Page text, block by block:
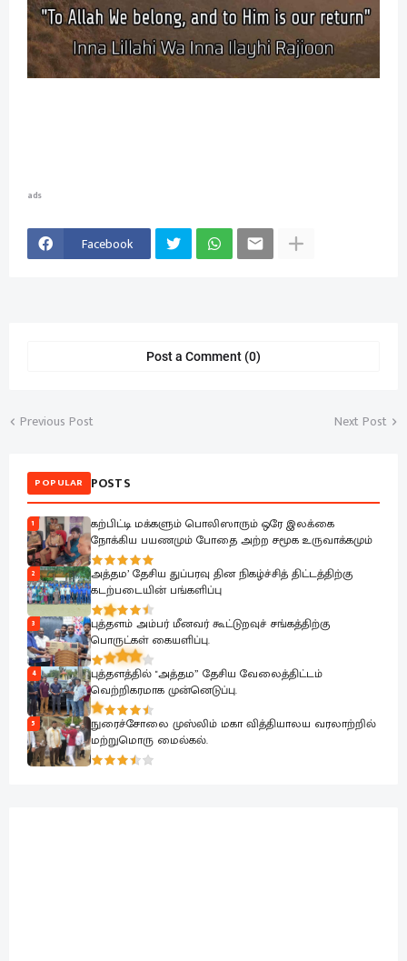
ads
Facebook
Post a Comment (0)
Previous Post Next Post
POPULAR POSTS
1
கற்பிட்டி மக்களும் பொலிஸாரும் ஒரே இலக்கை
நோக்கிய பயணமும் போதை அற்ற சமூக உருவாக்கமும்
2
அத்தம’ தேசிய துப்பரவு தின நிகழ்ச்சித் திட்டத்திற்கு
கடற்படையின் பங்களிப்பு
3
புத்தளம் அம்பர் மீனவர் கூட்டுறவுச் சங்கத்திற்கு
பொருட்கள் கையளிப்பு.
4
புத்தளத்தில் "அத்தம” தேசிய வேலைத்திட்டம்
வெற்றிகரமாக முன்னெடுப்பு.
5
நுரைச்சோலை முஸ்லிம் மகா வித்தியாலய வரலாற்றில்
மற்றுமொரு மைல்கல்.